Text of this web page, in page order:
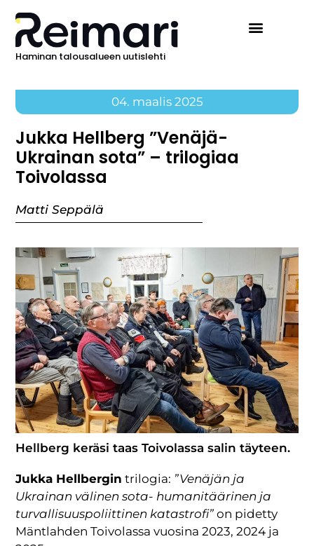
Haminan talousalueen uutislehti
04. maalis 2025
Jukka Hellberg ”Venäjä-
Ukrainan sota” – trilogiaa
Toivolassa
Matti Seppälä
Hellberg keräsi taas Toivolassa salin täyteen.
Jukka Hellbergin trilogia: ”Venäjän ja
Ukrainan välinen sota- humanitäärinen ja
turvallisuuspoliittinen katastrofi”on pidetty
Mäntlahden Toivolassa vuosina 2023, 2024 ja